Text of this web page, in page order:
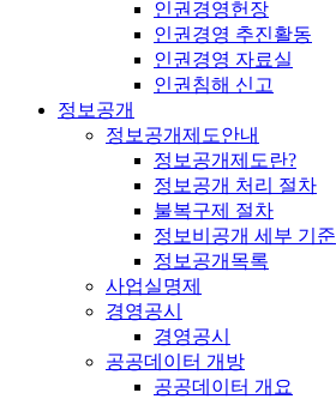
인권경영헌장
인권경영 추진활동
인권경영 자료실
인권침해 신고
정보공개
정보공개제도안내
정보공개제도란?
정보공개 처리 절차
불복구제 절차
정보비공개 세부 기준
정보공개목록
사업실명제
경영공시
경영공시
공공데이터 개방
공공데이터 개요